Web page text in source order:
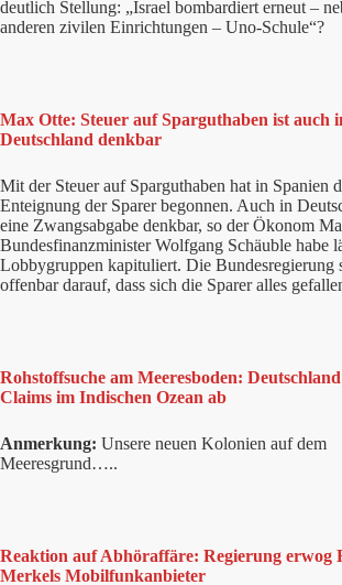
deutlich Stellung: „Israel bombardiert erneut –
anderen zivilen Einrichtungen – Uno-Schule“?
Max Otte: Steuer auf Sparguthaben ist auch
Deutschland denkbar
Mit der Steuer auf Sparguthaben hat in Spanien
Enteignung der Sparer begonnen. Auch in
eine Zwangsabgabe denkbar, so der Ökonom
Bundesfinanzminister Wolfgang Schäuble habe
Lobbygruppen kapituliert. Die Bundesregierung
offenbar darauf, dass sich die Sparer alles
Rohstoffsuche am Meeresboden:
Claims im Indischen Ozean ab
Anmerkung: Unsere neuen Kolonien auf dem
Meeresgrund…..
Reaktion auf Abhöraffäre: Regierung erwog
Merkels Mobilfunkanbieter